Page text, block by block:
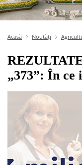
Acasă Noutăți
„373”: În ce